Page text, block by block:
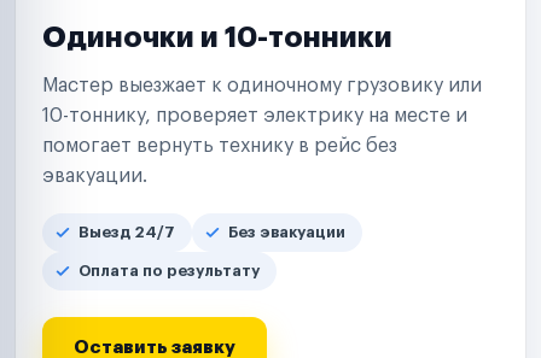
Одиночки и 10-тонники
Мастер выезжает к одиночному грузовику или
10-тоннику, проверяет электрику на месте и
помогает вернуть технику в рейс без
эвакуации.
Выезд 24/7 Без эвакуации
Оплата по результату
Оставить заявку